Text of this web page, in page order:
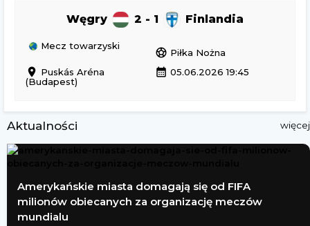
Węgry 2 - 1 Finlandia
Mecz towarzyski
sports_soccer Piłka Nożna
location_on Puskás Aréna
(Budapest)
calendar_month 05.06.2026 19:45
Aktualności więcej
Amerykańskie miasta domagają się od FIFA
milionów obiecanych za organizację meczów
mundialu